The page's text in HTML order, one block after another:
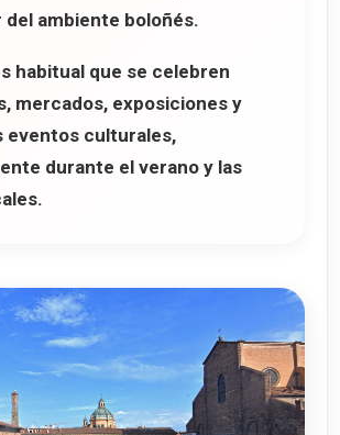
ambiente boloñés.
habitual que se celebren
mercados, exposiciones y
eventos culturales,
durante el verano y las